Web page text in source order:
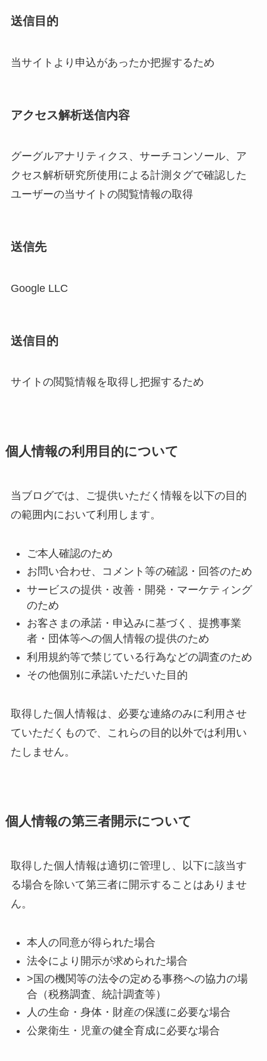
送信目的
当サイトより申込があったか把握するため
アクセス解析送信内容
グーグルアナリティクス、サーチコンソール、ア
クセス解析研究所使用による計測タグで確認した
ユーザーの当サイトの閲覧情報の取得
送信先
Google LLC
送信目的
サイトの閲覧情報を取得し把握するため
個人情報の利用目的について
当ブログでは、ご提供いただく情報を以下の目的
の範囲内において利用します。
ご本人確認のため
お問い合わせ、コメント等の確認・回答のため
サービスの提供・改善・開発・マーケティング
のため
お客さまの承諾・申込みに基づく、提携事業
者・団体等への個人情報の提供のため
利用規約等で禁じている行為などの調査のため
その他個別に承諾いただいた目的
取得した個人情報は、必要な連絡のみに利用させ
ていただくもので、これらの目的以外では利用い
たしません。
個人情報の第三者開示について
取得した個人情報は適切に管理し、以下に該当す
る場合を除いて第三者に開示することはありませ
ん。
本人の同意が得られた場合
法令により開示が求められた場合
>国の機関等の法令の定める事務への協力の場
合（税務調査、統計調査等）
人の生命・身体・財産の保護に必要な場合
公衆衛生・児童の健全育成に必要な場合